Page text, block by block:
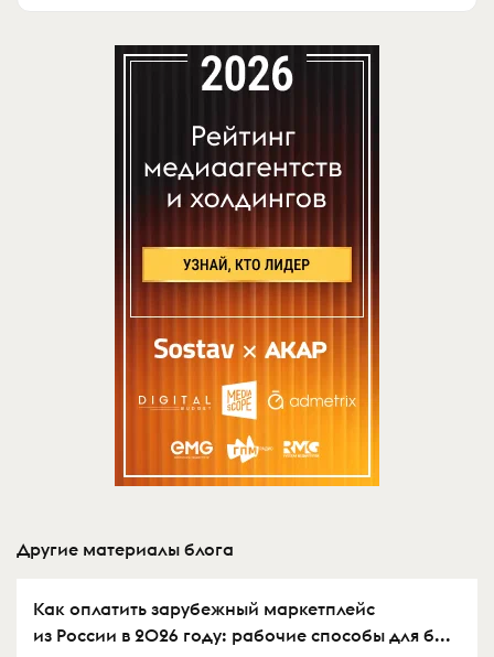
Другие материалы блога
Как оплатить зарубежный маркетплейс
из России в 2026 году: рабочие способы для б...